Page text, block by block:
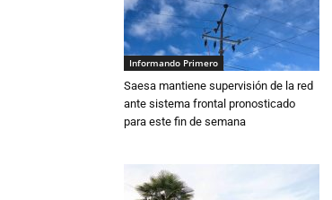
Informando Primero
Saesa mantiene supervisión de la red
ante sistema frontal pronosticado
para este fin de semana